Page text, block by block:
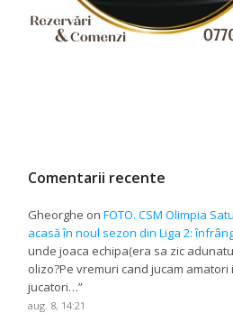
Comentarii recente
Gheorghe onFOTO. CSM Olimpia
acasă în noul sezon din Liga 2:
unde joaca echipa(era sa zic
olizo?Pe vremuri cand jucam
jucatori…”
aug. 8, 14:21